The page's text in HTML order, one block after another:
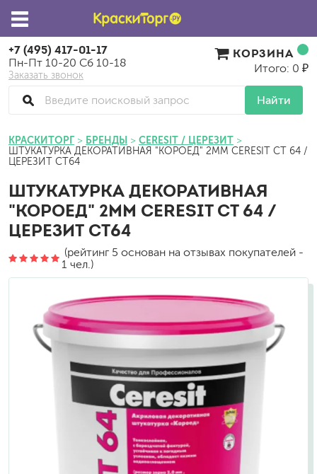
+7 (495) 417-01-17
Пн-Пт 10-20 Сб 10-18
Заказать звонок
Найти
КОРЗИНА
Итого: 0 ₽
КРАСКИТОРГ БРЕНДЫ CERESIT / ЦЕРЕЗИТ
ШТУКАТУРКА ДЕКОРАТИВНАЯ "КОРОЕД" 2ММ CERESIT CT 64 /
ЦЕРЕЗИТ СТ64
ШТУКАТУРКА ДЕКОРАТИВНАЯ
"КОРОЕД" 2ММ CERESIT CT 64 /
ЦЕРЕЗИТ СТ64
(рейтинг 5 основан на отзывах покупателей -
1 чел.)